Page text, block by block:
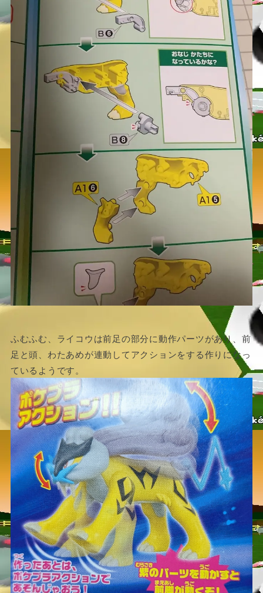
ふむふむ、ライコウは前足の部分に動作パーツがあり、前
足と頭、わたあめが連動してアクションをする作りになっ
ているようです。